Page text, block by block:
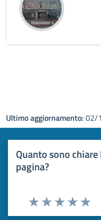
Ultimo aggiornamento: 02/
Quanto sono
pagina?
Valuta 4
Valuta 3
Valuta 2 stelle su
Valuta 1 stelle su 5